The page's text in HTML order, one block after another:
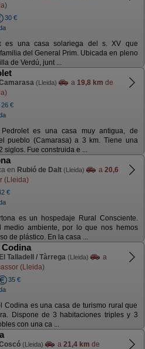
30 €
es una casa solariega del s. XV que
del General Prim. Ubicada en pleno
de Verdú, junt ...
(Lleida) a 19,8 km de
26 €
es una casa muy antigua, de
pueblo (Camarasa) a 3 km. Tiene una
siglos. Fue construida e ...
en Rubió de Dalt (Lleida) a 20,6
(Lleida)
€
es un hospedaje Rural Consciente.
medio ambiente, por lo que nos hemos
de plástico. En la casa ...
Codina
El Talladell / Tàrrega (Lleida)
a
(Lleida)
35 €
Codina es una casa de turismo rural que
Dispone de 3 habitaciones triples y 3
con una ca ...
(Lleida) a 21,4 km de